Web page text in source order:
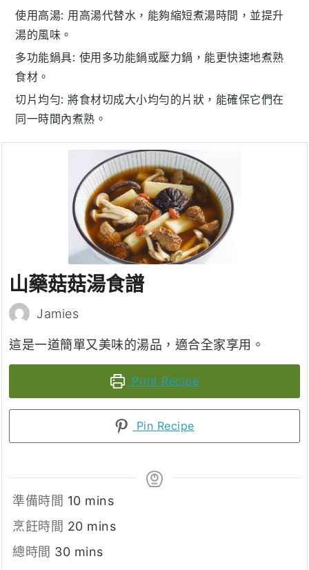
使用高湯: 用高湯代替水，能夠縮短煮湯時間，並提升
湯的風味。
多功能鍋具: 使用多功能鍋或壓力鍋 ，能更快速地煮熟
食材。
切片均勻: 將食材切成大小均勻的片狀，能確保它們在
同一時間內煮熟。
山藥菇菇湯食譜
Jamies
這是一道簡單又美味的湯品，適合全家享用。
Print Recipe
Pin Recipe
準備時間 10minutes
mins
烹飪時間 20minutes
mins
總時間 30minutes
mins